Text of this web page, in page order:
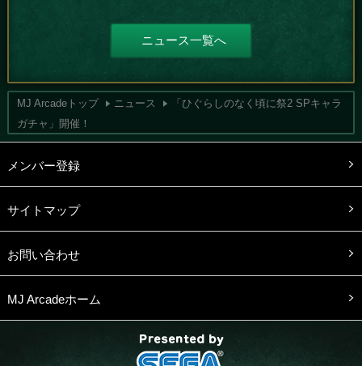
ニュース一覧へ
MJ Arcadeトップ ニュース
「ひぐらしのなく頃に祭2 SPキャラ
ガチャ」開催！
メンバー登録
サイトマップ
お問い合わせ
MJ Arcadeホーム